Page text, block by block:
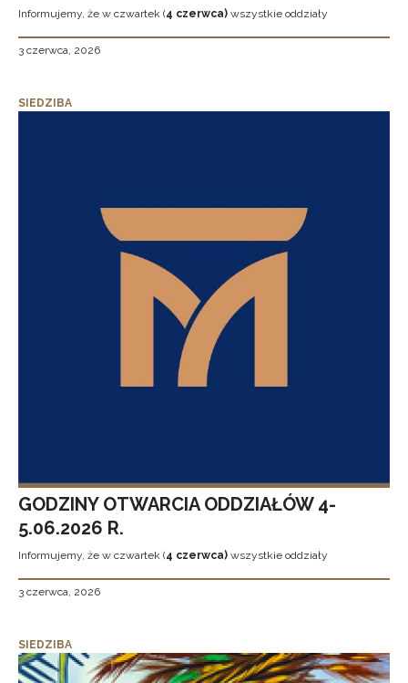
Informujemy, że w czwartek (4 czerwca) wszystkie oddziały
3 czerwca, 2026
SIEDZIBA
GODZINY OTWARCIA ODDZIAŁÓW 4-
5.06.2026 R.
Informujemy, że w czwartek (4 czerwca) wszystkie oddziały
3 czerwca, 2026
SIEDZIBA